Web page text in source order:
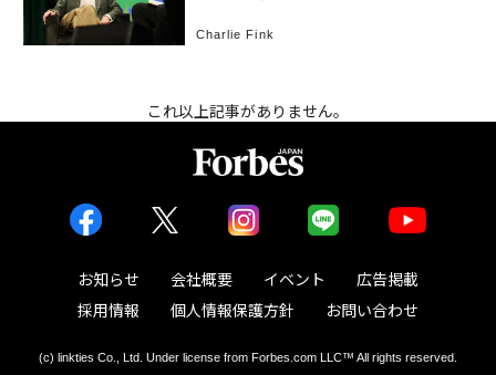
Charlie Fink
これ以上記事がありません。
お知らせ 会社概要 イベント
広告掲載
採用情報
個人情報保護方針 お問い合わせ
(c) linkties Co., Ltd. Under license from Forbes.com LLC™ All rights reserved.